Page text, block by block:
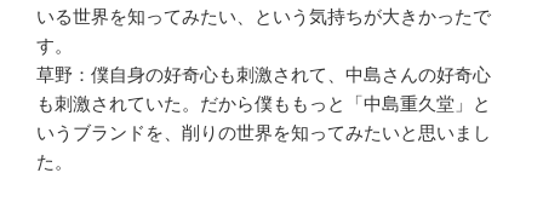
いる世界を知ってみたい、という気持ちが大きかったで
す。
草野：僕自身の好奇心も刺激されて、中島さんの好奇心
も刺激されていた。だから僕ももっと「中島重久堂」と
いうブランドを、削りの世界を知ってみたいと思いまし
た。